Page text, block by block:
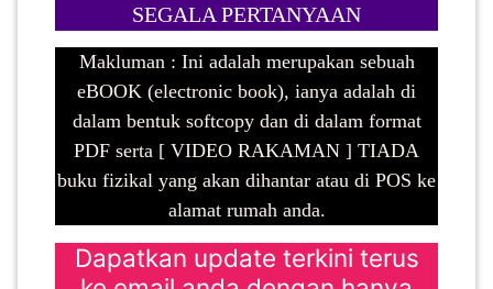
SEGALA PERTANYAAN
Makluman : Ini adalah merupakan sebuah
eBOOK (electronic book), ianya adalah di
dalam bentuk softcopy dan di dalam format
PDF serta [ VIDEO RAKAMAN ] TIADA
buku fizikal yang akan dihantar atau di POS ke
alamat rumah anda.
Dapatkan update terkini terus